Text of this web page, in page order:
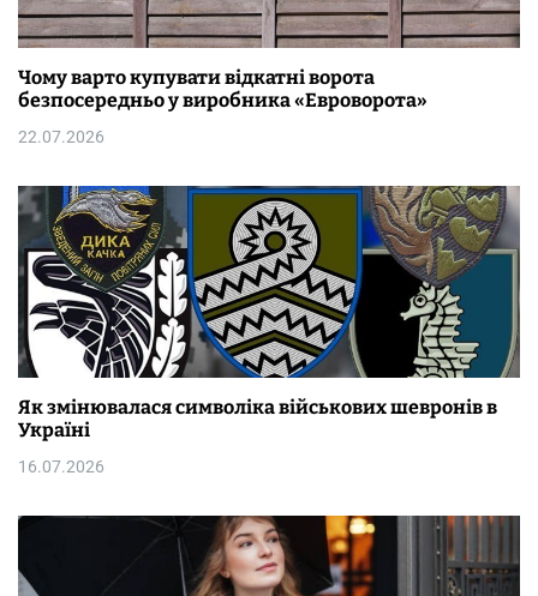
Чому варто купувати відкатні ворота
безпосередньо у виробника «Евроворота»
22.07.2026
Як змінювалася символіка військових шевронів в
Україні
16.07.2026